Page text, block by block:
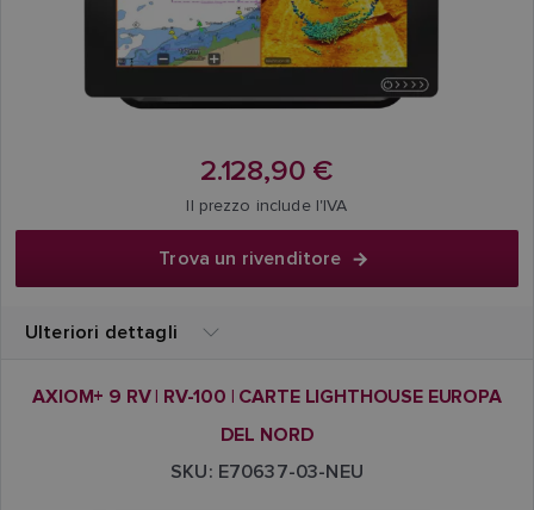
2.128,90 €
Il prezzo include l'IVA
Trova un rivenditore
Ulteriori dettagli
AXIOM+ 9 RV | RV-100 | CARTE LIGHTHOUSE EUROPA
DEL NORD
SKU: E70637-03-NEU